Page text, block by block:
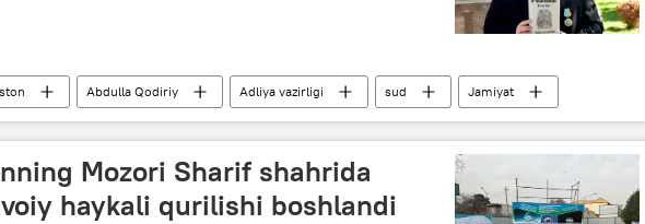
Abdulla Qodiriy Adliya vazirligi sud Jamiyat
Mozori Sharif shahrida
haykali qurilishi boshlandi